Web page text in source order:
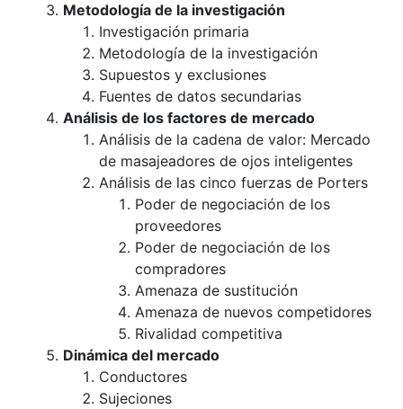
Metodología de la investigación
Investigación primaria
Metodología de la investigación
Supuestos y exclusiones
Fuentes de datos secundarias
Análisis de los factores de mercado
Análisis de la cadena de valor: Mercado
de masajeadores de ojos inteligentes
Análisis de las cinco fuerzas de Porters
Poder de negociación de los
proveedores
Poder de negociación de los
compradores
Amenaza de sustitución
Amenaza de nuevos competidores
Rivalidad competitiva
Dinámica del mercado
Conductores
Sujeciones